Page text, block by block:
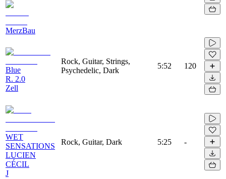
MerzBau
Blue
R. 2.0
Zell
Rock, Guitar, Strings,
Psychedelic, Dark
5:52 120
WET
SENSATIONS
LUCIEN
CÉCIL
J
Rock, Guitar, Dark 5:25 -